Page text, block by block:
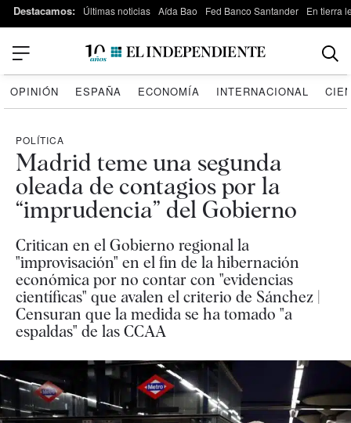
Destacamos: Últimas noticias Aída Bao Fed Banco Santander En tierra
OPINIÓN ESPAÑA ECONOMÍA INTERNACIONAL
POLÍTICA
Madrid teme una segunda
oleada de contagios por la
“imprudencia” del Gobierno
Critican en el Gobierno regional la
"improvisación" en el fin de la hibernación
económica por no contar con "evidencias
científicas" que avalen el criterio de Sánchez |
Censuran que la medida se ha tomado "a
espaldas" de las CCAA